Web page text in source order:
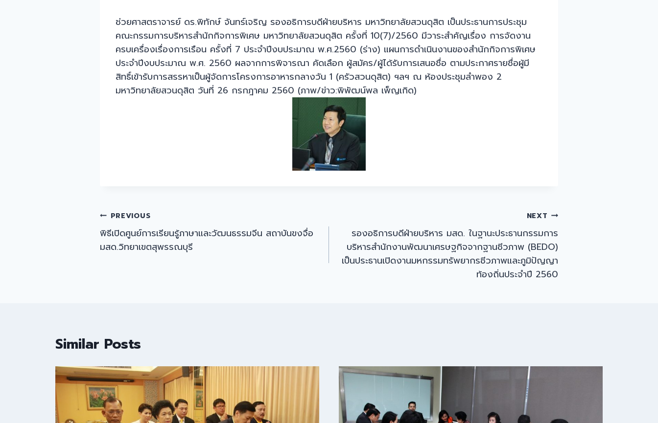
ช่วยศาสตราจารย์ ดร.พิทักษ์ จันทร์เจริญ รองอธิการบดีฝ่ายบริหาร มหาวิทยาลัยสวนดุสิต เป็นประธานการประชุม
คณะกรรมการบริหารสำนักกิจการพิเศษ มหาวิทยาลัยสวนดุสิต ครั้งที่ 10(7)/2560 มีวาระสำคัญเรื่อง การจัดงาน
ครบเครื่องเรื่องการเรือน ครั้งที่ 7 ประจำปีงบประมาณ พ.ศ.2560 (ร่าง) แผนการดำเนินงานของสำนักกิจการพิเศษ
ประจำปีงบประมาณ พ.ศ. 2560 ผลจากการพิจารณา คัดเลือก ผู้สมัคร/ผู้ได้รับการเสนอชื่อ ตามประกาศรายชื่อผู้มี
สิทธิ์เข้ารับการสรรหาเป็นผู้จัดการโครงการอาหารกลางวัน 1 (ครัวสวนดุสิต) ฯลฯ ณ ห้องประชุมลำพอง 2
มหาวิทยาลัยสวนดุสิต วันที่ 26 กรกฎาคม 2560 (ภาพ/ข่าว:พิพัฒน์พล เพ็ญเกิด)
Post
navigation
PREVIOUS
พิธีเปิดศูนย์การเรียนรู้ภาษาและวัฒนธรรมจีน สถาบันขงจื่อ
มสด.วิทยาเขตสุพรรณบุรี
NEXT
รองอธิการบดีฝ่ายบริหาร มสด. ในฐานะประธานกรรมการ
บริหารสำนักงานพัฒนาเศรษฐกิจจากฐานชีวภาพ (BEDO)
เป็นประธานเปิดงานมหกรรมทรัพยากรชีวภาพและภูมิปัญญา
ท้องถิ่นประจำปี 2560
Similar Posts